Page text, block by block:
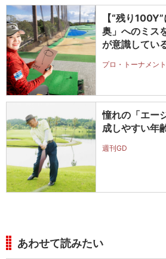
【“残り
奥」へのミス
が意識してい
プロ・トーナメン
憧れの「エー
成しやすい年
週刊GD
あわせて読みたい